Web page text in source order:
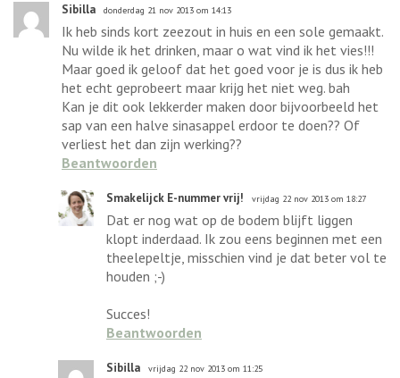
Sibilla donderdag 21 nov 2013 om 14:13
Ik heb sinds kort zeezout in huis en een sole gemaakt.
Nu wilde ik het drinken, maar o wat vind ik het vies!!!
Maar goed ik geloof dat het goed voor je is dus ik heb
het echt geprobeert maar krijg het niet weg. bah
Kan je dit ook lekkerder maken door bijvoorbeeld het
sap van een halve sinasappel erdoor te doen?? Of
verliest het dan zijn werking??
Beantwoorden
Smakelijck E-nummer vrij! vrijdag 22 nov 2013 om 18:27
Dat er nog wat op de bodem blijft liggen
klopt inderdaad. Ik zou eens beginnen met een
theelepeltje, misschien vind je dat beter vol te
houden ;-)
Succes!
Beantwoorden
Sibilla vrijdag 22 nov 2013 om 11:25